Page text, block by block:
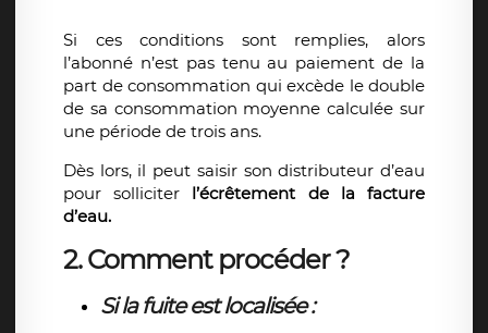
Si ces conditions sont remplies, alors
l’abonné n’est pas tenu au paiement de la
part de consommation qui excède le double
de sa consommation moyenne calculée sur
une période de trois ans.
Dès lors, il peut saisir son distributeur d’eau
pour solliciter l’écrêtement de la facture
d’eau.
2. Comment procéder ?
Si la fuite est localisée :